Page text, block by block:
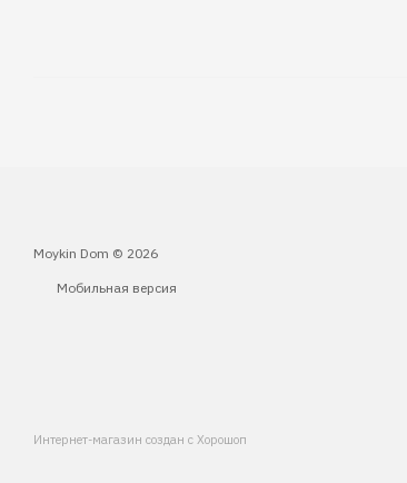
Moykin Dom © 2026
Мобильная версия
Интернет-магазин создан с Хорошоп